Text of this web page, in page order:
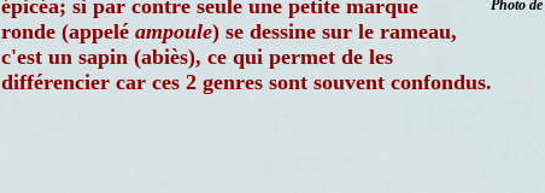
Photo de
épicéa; si par contre seule une petite marque
ronde (appelé ampoule) se dessine sur le rameau,
c'est un sapin (abiès), ce qui permet de les
différencier car ces 2 genres sont souvent confondus.